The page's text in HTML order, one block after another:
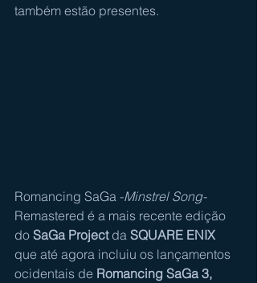
também estão presentes.
Romancing SaGa -Minstrel Song-
Remastered é a mais recente edição
do SaGa Project da SQUARE ENIX
que até agora incluiu os lançamentos
ocidentais de Romancing SaGa 3,